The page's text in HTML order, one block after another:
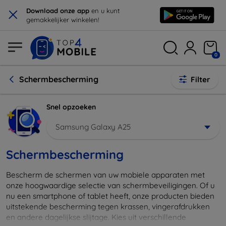
× Download onze app en u kunt
gemakkelijker winkelen!
0
Schermbescherming Filter
Snel opzoeken
Samsung Galaxy A25
Schermbescherming
Bescherm de schermen van uw mobiele apparaten met
onze hoogwaardige selectie van schermbeveiligingen. Of u
nu een smartphone of tablet heeft, onze producten bieden
uitstekende bescherming tegen krassen, vingerafdrukken
en andere dagelijkse slijtage. Kies uit verschillende